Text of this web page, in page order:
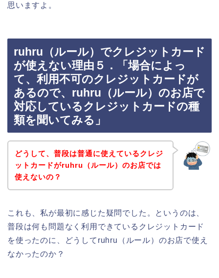
思いますよ。
ruhru（ルール）でクレジットカード
が使えない理由５．「場合によっ
て、利用不可のクレジットカードが
あるので、ruhru（ルール）のお店で
対応しているクレジットカードの種
類を聞いてみる」
どうして、普段は普通に使えているクレジ
ットカードがruhru（ルール）のお店では
使えないの？
これも、私が最初に感じた疑問でした。というのは、
普段は何も問題なく利用できているクレジットカード
を使ったのに、どうしてruhru（ルール）のお店で使え
なかったのか？